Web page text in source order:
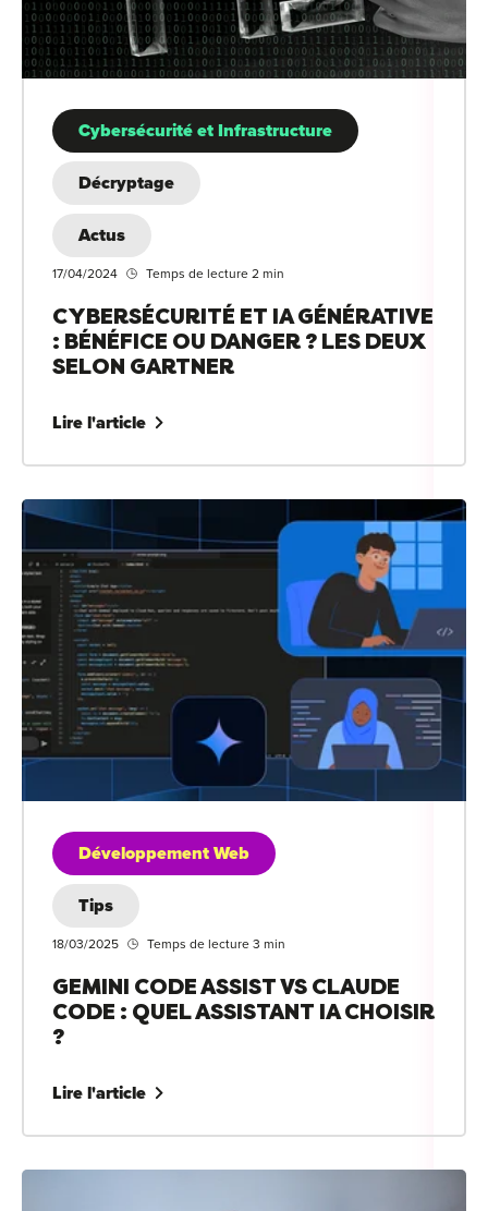
Cybersécurité et Infrastructure
Décryptage
Actus
17/04/2024 Temps de lecture 2 min
CYBERSÉCURITÉ ET IA GÉNÉRATIVE
: BÉNÉFICE OU DANGER ? LES DEUX
SELON GARTNER
Lire l'article
Développement Web
Tips
18/03/2025 Temps de lecture 3 min
GEMINI CODE ASSIST VS CLAUDE
CODE : QUEL ASSISTANT IA CHOISIR
?
Lire l'article